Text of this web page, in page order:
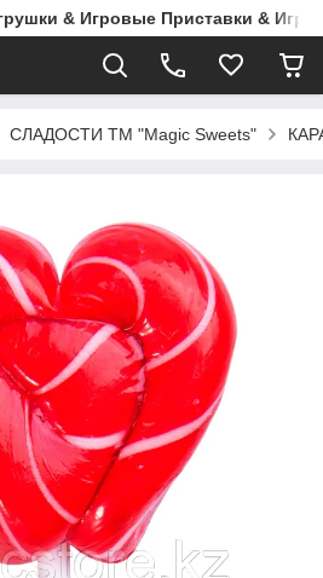
& Игровые Приставки & Игры
СЛАДОСТИ ТМ "Magic Sweets"